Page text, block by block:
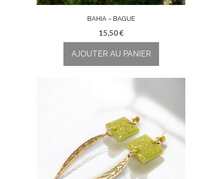
BAHIA – BAGUE
15,50€
AJOUTER AU PANIER